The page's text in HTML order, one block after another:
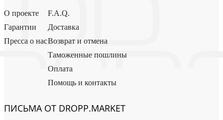
О проекте
Гарантии
Пресса о нас
F.A.Q.
Доставка
Возврат и отмена
Таможенные пошлины
Оплата
Помощь и контакты
ПИСЬМА ОТ DROPP.MARKET